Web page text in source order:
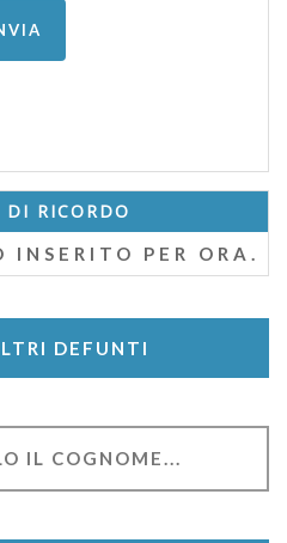
DI RICORDO
INSERITO PER ORA.
DEFUNTI